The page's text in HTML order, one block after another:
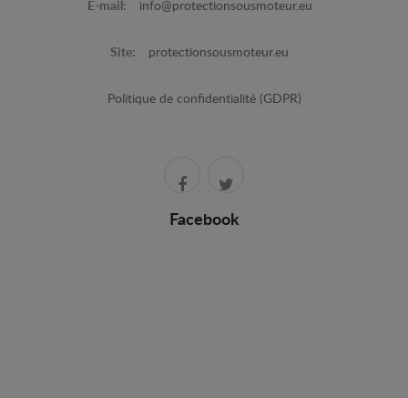
E-mail: info@protectionsousmoteur.eu
Site: protectionsousmoteur.eu
Politique de confidentialité (GDPR)
Facebook